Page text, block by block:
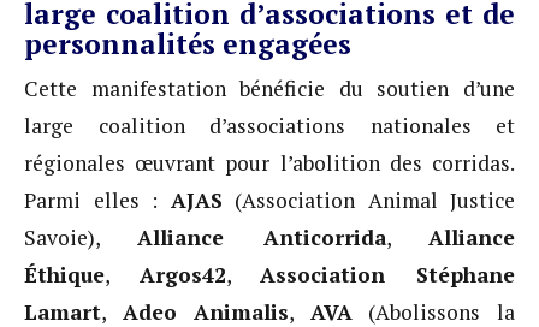
large coalition d’associations et de
personnalités engagées
Cette manifestation bénéficie du soutien d’une
large coalition d’associations nationales et
régionales œuvrant pour l’abolition des corridas.
Parmi elles : AJAS (Association Animal Justice
Savoie),Alliance Anticorrida,Alliance
Éthique, Argos42,Association Stéphane
Lamart, Adeo Animalis, AVA(Abolissons la